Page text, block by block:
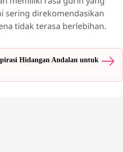
sering direkomendasikan
tidak terasa berlebihan.
Hidangan Andalan untuk